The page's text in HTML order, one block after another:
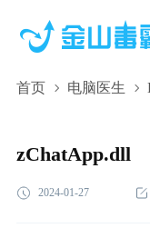
首页 电脑医生
zChatApp.dll
2024-01-27